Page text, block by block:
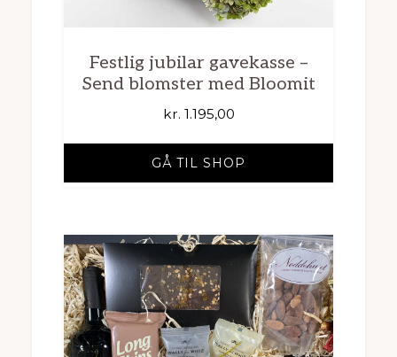
Festlig jubilar gavekasse –
Send blomster med Bloomit
kr. 1.195,00
GÅ TIL SHOP